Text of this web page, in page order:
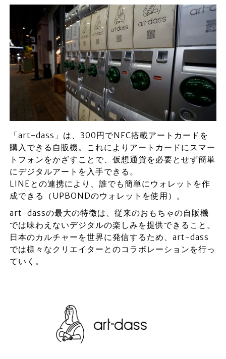
「art-dass」は、300円でNFC搭載アートカードを
購入できる自販機。これによりアートカードにスマー
トフォンをかざすことで、仮想通貨を必要とせず簡単
にデジタルアートを入手できる。
LINEとの連携により、誰でも簡単にウォレットを作
成できる（UPBONDのウォレットを使用）。
art-dassの最大の特徴は、従来のおもちゃの自販機
では味わえないデジタルの楽しみを提供できること。
日本のカルチャーを世界に発信するため、art-dass
では様々なクリエイターとのコラボレーションを行っ
ていく。